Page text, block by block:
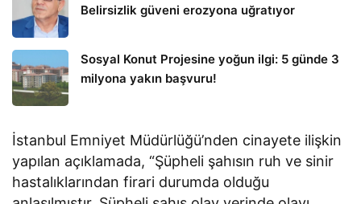
Belirsizlik güveni erozyona uğratıyor
Sosyal Konut Projesine yoğun ilgi: 5 günde 3
milyona yakın başvuru!
İstanbul Emniyet Müdürlüğü’nden cinayete ilişkin
yapılan açıklamada, “Şüpheli şahısın ruh ve sinir
hastalıklarından firari durumda olduğu